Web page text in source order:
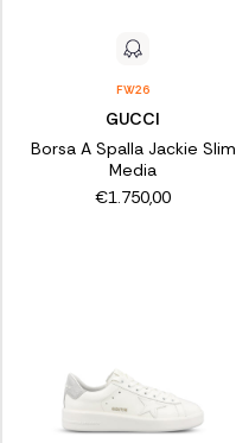
FW26
GUCCI
Borsa A Spalla Jackie Slim
Media
€1.750,00